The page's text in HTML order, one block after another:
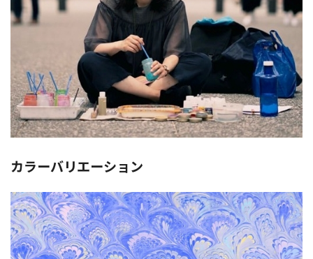
カラーバリエーション